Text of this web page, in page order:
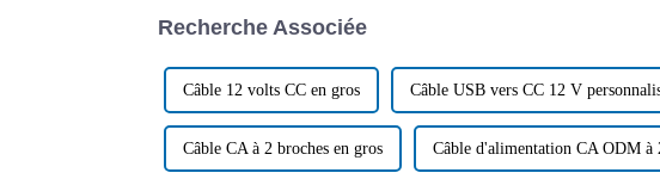
Recherche Associée
Câble 12 volts CC en gros Câble USB vers CC 12 V
Câble CA à 2 broches en gros Câble d'alimentation CA ODM à